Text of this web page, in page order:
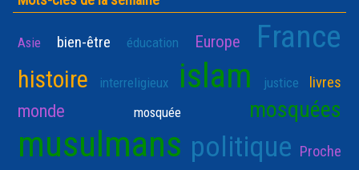
Asie bien-être éducation Europe France
histoire interreligieux islam justice livres
monde mosquée mosquées
musulmans politique Proche